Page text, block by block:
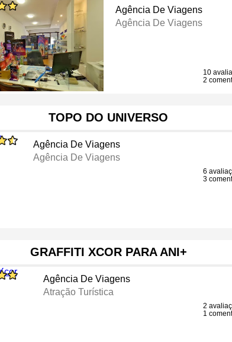
Agência De Viagens
Agência De Viagens
10
2
TOPO DO UNIVERSO
Agência De Viagens
Agência De Viagens
6
3
GRAFFITI XCOR PARA ANI+
Agência De Viagens
Atração Turística
2
1